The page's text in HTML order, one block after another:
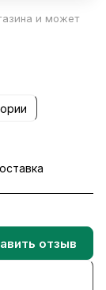
и может
отзыв